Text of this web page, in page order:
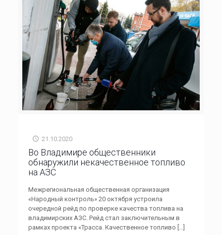
21.10.2020
Во Владимире общественники
обнаружили некачественное топливо
на АЗС
Межрегиональная общественная организация
«Народный контроль» 20 октября устроила
очередной рейд по проверке качества топлива на
владимирских АЗС. Рейд стал заключительным в
рамках проекта «Трасса. Качественное топливо